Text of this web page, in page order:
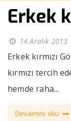
Erkek
14 Aralık 2013
Erkek kırmızı
kırmızı tercih
hemde raha...
Devamını oku